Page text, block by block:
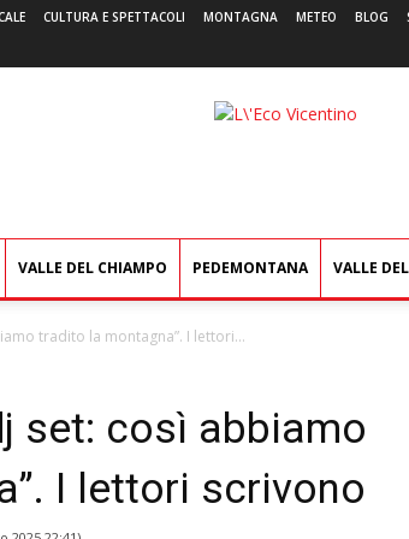
CULTURA E SPETTACOLI MONTAGNA METEO BLOG
L'Eco
VALLE DEL CHIAMPO PEDEMONTANA VALLE
tradito la montagna”. I lettori...
set: così abbiamo
I lettori scrivono